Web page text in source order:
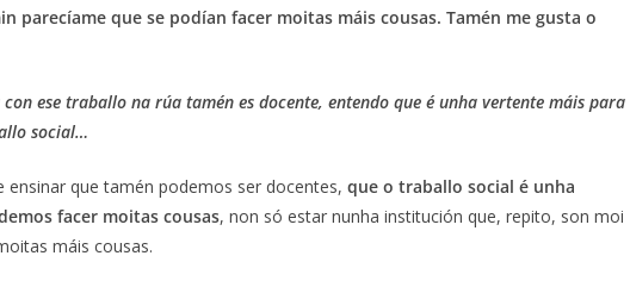
parecíame que se podían facer moitas máis cousas. Tamén me gusta o
ese traballo na rúa tamén es docente, entendo que é unha vertente máis para
social…
ensinar que tamén podemos ser docentes, que o traballo social é unha
facer moitas cousas, non só estar nunha institución que, repito, son moi
máis cousas.